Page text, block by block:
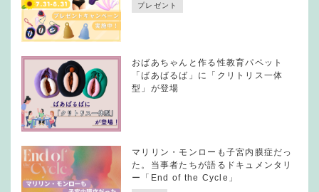
プレゼント
おばあちゃんと作る性教育パペット
「ばあばるば」に「クリトリス一体
型」が登場
マリリン・モンローも子宮内膜症だっ
た。当事者たちが語るドキュメンタリ
ー「End of the Cycle」